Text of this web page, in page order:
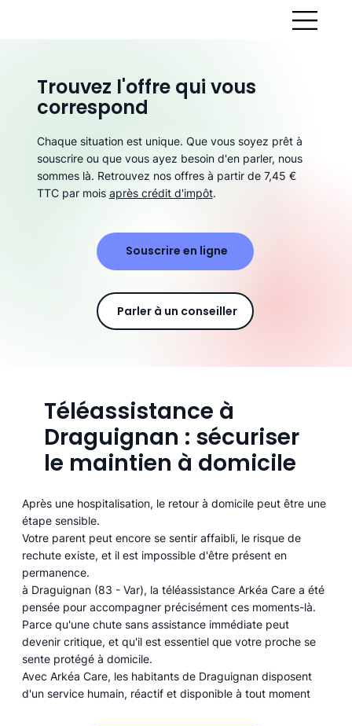
Téléassistance à
Draguignan : sécuriser
le maintien à domicile
Après une hospitalisation, le retour à domicile peut être une
étape sensible.
Votre parent peut encore se sentir affaibli, le risque de
rechute existe, et il est impossible d'être présent en
permanence.
à Draguignan (83 - Var), la téléassistance Arkéa Care a été
pensée pour accompagner précisément ces moments-là.
Parce qu'une chute sans assistance immédiate peut
devenir critique, et qu'il est essentiel que votre proche se
sente protégé à domicile.
Avec Arkéa Care, les habitants de Draguignan disposent
d'un service humain, réactif et disponible à tout moment
Trouvez l'offre qui vous
correspond
Chaque situation est unique. Que vous soyez prêt à
souscrire ou que vous ayez besoin d'en parler, nous
sommes là. Retrouvez nos offres à partir de 7,45 €
TTC par mois après crédit d'impôt.
Souscrire en ligne
Parler à un conseiller